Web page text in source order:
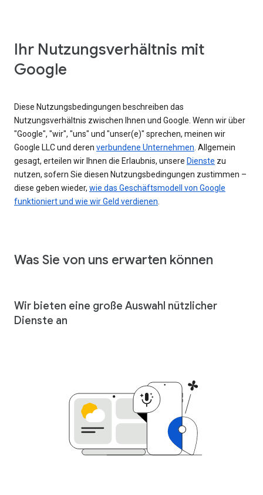
Ihr Nutzungsverhältnis mit
Google
Diese Nutzungsbedingungen beschreiben das
Nutzungsverhältnis zwischen Ihnen und Google. Wenn wir über
"Google", "wir", "uns" und "unser(e)" sprechen, meinen wir
Google LLC und deren verbundene Unternehmen . Allgemein
gesagt, erteilen wir Ihnen die Erlaubnis, unsere Dienste zu
nutzen, sofern Sie diesen Nutzungsbedingungen zustimmen –
diese geben wieder, wie das Geschäftsmodell von Google
funktioniert und wie wir Geld verdienen
Was Sie von uns erwarten können
Wir bieten eine große Auswahl nützlicher
Dienste an